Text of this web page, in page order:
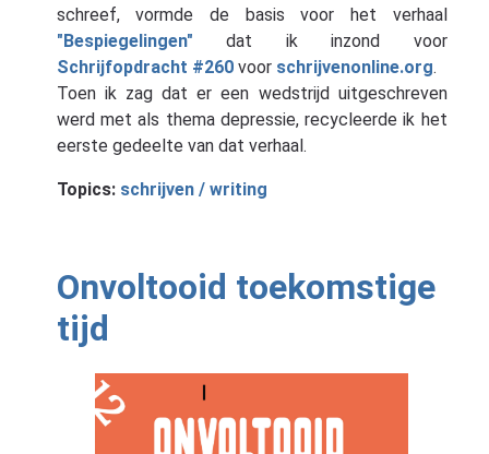
schreef, vormde de basis voor het verhaal
"Bespiegelingen" dat ik inzond voor
Schrijfopdracht #260voor schrijvenonline.org.
Toen ik zag dat er een wedstrijd uitgeschreven
werd met als thema depressie, recycleerde ik het
eerste gedeelte van dat verhaal.
Topics: schrijven / writing
Onvoltooid toekomstige
tijd